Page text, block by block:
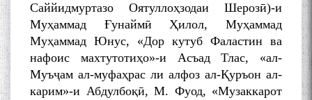
Саййидмуртазо Оятуллоҳзодаи Шерозӣ)-и
Муҳаммад Ғунаймӣ Ҳилол, Муҳаммад
Муҳаммад Юнус, «Дор кутуб Фаластин ва
нафоис махтутотиҳо»-и Асъад Тлас, «ал-
Муъҷам ал-муфаҳрас ли алфоз ал-Қуръон ал-
карим»-и Абдулбоқӣ, М. Фуод, «Музаккарот